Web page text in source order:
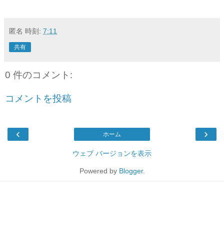
匿名 時刻: 7:11
共有
0 件のコメント:
コメントを投稿
‹ ›
ホーム
ウェブ バージョンを表示
Powered by Blogger.